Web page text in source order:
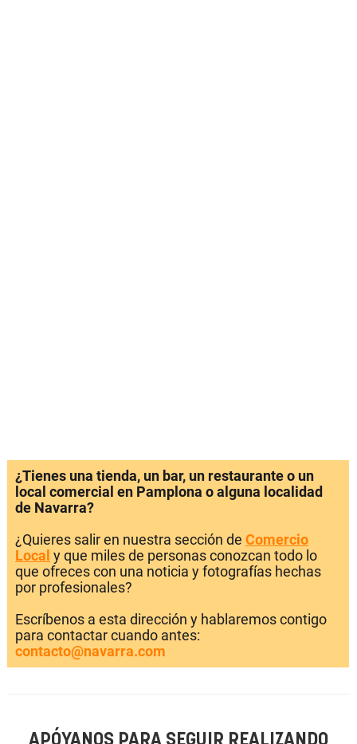
¿Tienes una tienda, un bar, un restaurante o un
local comercial en Pamplona o alguna localidad
de Navarra?
¿Quieres salir en nuestra sección de Comercio
Local y que miles de personas conozcan todo lo
que ofreces con una noticia y fotografías hechas
por profesionales?
Escríbenos a esta dirección y hablaremos contigo
para contactar cuando antes:
contacto@navarra.com
APÓYANOS PARA SEGUIR REALIZANDO